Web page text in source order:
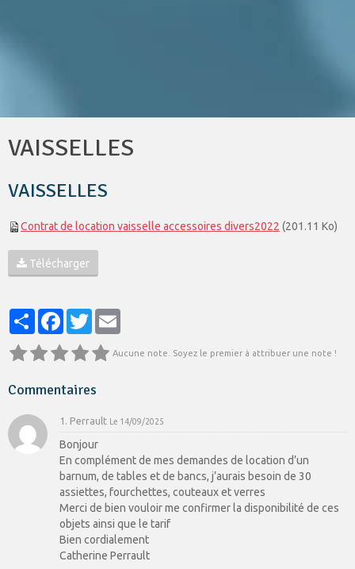
VAISSELLES
VAISSELLES
Contrat de location vaisselle accessoires divers2022 (201.11 Ko)
Télécharger
PartagerFacebook
Twitter
Aucune note. Soyez le premier à attribuer une note !
Commentaires
1. Perrault Le 14/09/2025
Bonjour
En complément de mes demandes de location d’un
barnum, de tables et de bancs, j’aurais besoin de 30
assiettes, fourchettes, couteaux et verres
Merci de bien vouloir me confirmer la disponibilité de ces
objets ainsi que le tarif
Bien cordialement
Catherine Perrault